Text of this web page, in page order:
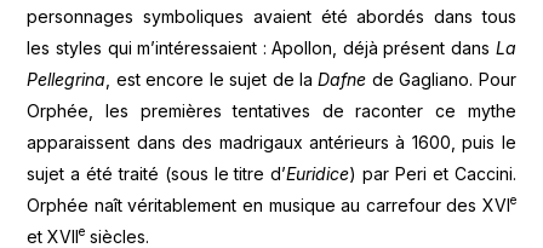
personnages symboliques avaient été abordés dans tous
les styles qui m’intéressaient : Apollon, déjà présent dans La
Pellegrina , est encore le sujet de laDafne de Gagliano. Pour
Orphée, les premières tentatives de raconter ce mythe
apparaissent dans des madrigaux antérieurs à 1600, puis le
sujet a été traité (sous le titre d’Euridice) par Peri et Caccini.
Orphée naît véritablement en musique au carrefour des XVIe
et XVIIe siècles.